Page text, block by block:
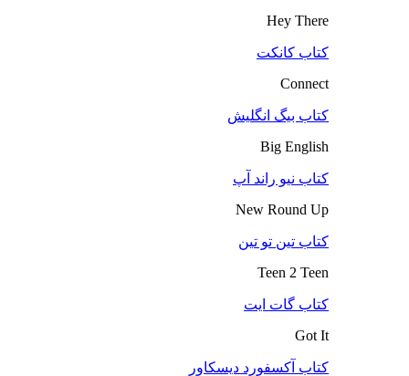
Hey There
کتاب کانکت
Connect
کتاب بیگ انگلیش
Big English
کتاب نیو راند آپ
New Round Up
کتاب تین تو تین
Teen 2 Teen
کتاب گات ایت
Got It
کتاب آکسفورد دیسکاور